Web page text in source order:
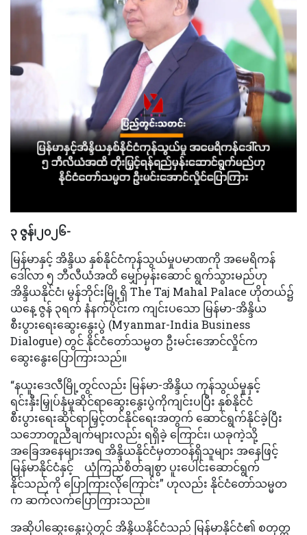
၃ ဇွန်၊၂၀၂၆-
မြန်မာနှင့် အိန္ဒိယ နှစ်နိုင်ငံကုန်သွယ်မှုပမာဏကို အမေရိကန်
ဒေါ်လာ ၅ ဘီလီယံအထိ မျှော်မှန်းဆောင် ရွက်သွားမည်ဟု
အိန္ဒိယနိုင်ငံ၊ မွန်ဘိုင်းမြို့ရှိ The Taj Mahal Palace ဟိုတယ်၌
ယနေ့ ဇွန် ၃ရက် နံနက်ပိုင်းက ကျင်းပသော မြန်မာ-အိန္ဒိယ
စီးပွားရေးဆွေးနွေးပွဲ (Myanmar-India Business
Dialogue) တွင် နိုင်ငံတော်သမ္မတ ဦးမင်းအောင်လှိုင်က
ဆွေးနွေးပြောကြားသည်။
“နယူးဒေလီမြို့တွင်လည်း မြန်မာ-အိန္ဒိယ ကုန်သွယ်မှုနှင့်
ရင်းနှီးမြှုပ်နှံမှုဆိုင်ရာဆွေးနွေးပွဲကိုကျင်းပပြီး နှစ်နိုင်ငံ
စီးပွားရေးဆိုင်ရာမြှင့်တင်နိုင်ရေးအတွက် ဆောင်ရွက်နိုင်ခဲ့ပြီး
သဘောတူညီချက်များလည်း ရရှိခဲ့ ကြောင်း၊ ယခုကဲ့သို့
အခြေအနေများအရ အိန္ဒိယနိုင်ငံမှတာဝန်ရှိသူများ အနေဖြင့်
မြန်မာနိုင်ငံနှင့် ယုံကြည်စိတ်ချစွာ ပူးပေါင်းဆောင်ရွက်
နိုင်သည်ကို ပြောကြားလိုကြောင်း” ဟုလည်း နိုင်ငံတော်သမ္မတ
က ဆက်လက်ပြောကြားသည်။
အဆိုပါဆွေးနွေးပွဲတွင် အိန္ဒိယနိုင်ငံသည် မြန်မာနိုင်ငံ၏ စတုတ္ထ